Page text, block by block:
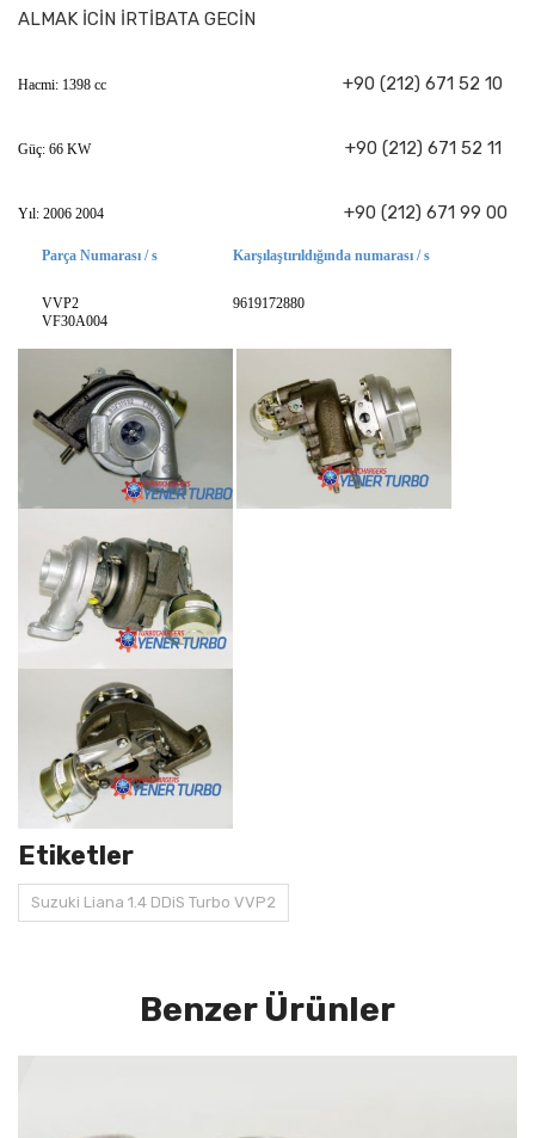
ALMAK İCİN İRTİBATA GECİN
Hacmi: 1398 cc +90 (212) 671 52 10
Güç: 66 KW +90 (212) 671 52 11
Yıl: 2006 2004 +90 (212) 671 99 00
Parça Numarası / s
VVP2
VF30A004
Karşılaştırıldığında numarası / s
9619172880
Etiketler
Suzuki Liana 1.4 DDiS Turbo VVP2
Benzer Ürünler